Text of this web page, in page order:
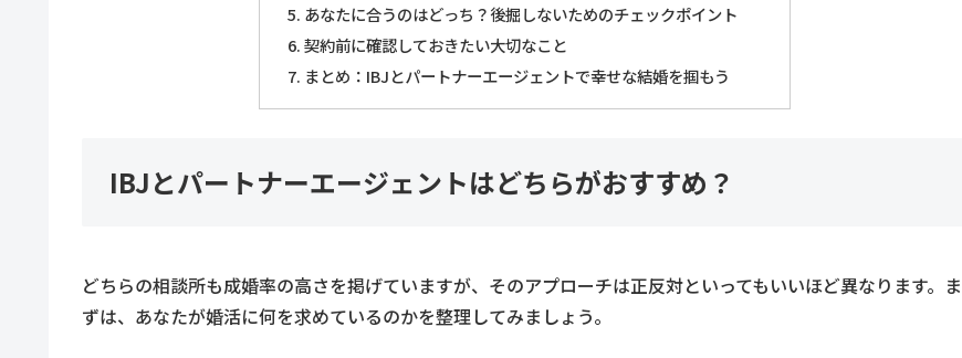
あなたに合うのはどっち？後掘しないためのチェックポイント
契約前に確認しておきたい大切なこと
まとめ：IBJとパートナーエージェントで幸せな結婚を掴もう
IBJとパートナーエージェントはどちらがおすすめ？
どちらの相談所も成婚率の高さを掲げていますが、そのアプローチは正反対といってもいいほど異なります。ま
ずは、あなたが婚活に何を求めているのかを整理してみましょう。